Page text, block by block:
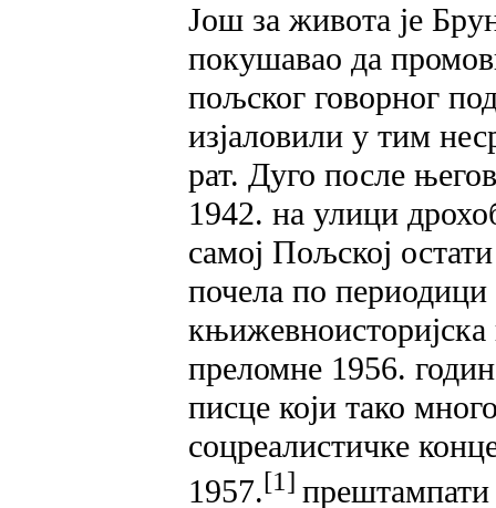
Још за живота је
покушавао да
пољског говорног
изјаловили у тим
рат. Дуго после
1942. на улици
самој Пољској
почела по периодици
преломне 1956.
писце који тако
соцреалистичке
1957.[1]